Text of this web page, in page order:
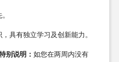
具有独立学习及创新能力。
别说明： 如您在两周内没有